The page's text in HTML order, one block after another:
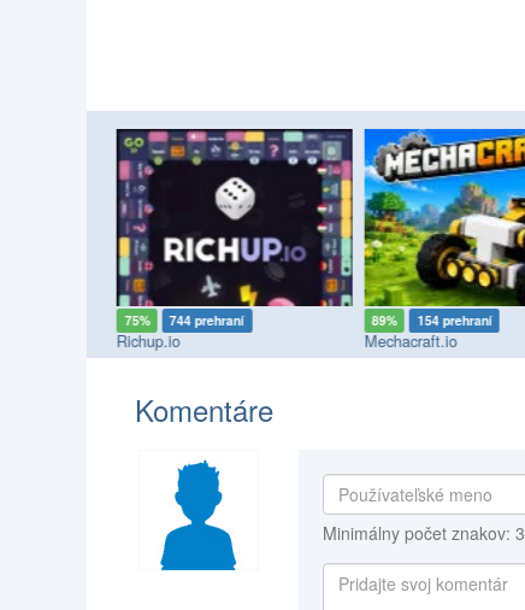
75% 744 prehraní
Richup.io
89% 154 prehraní
Mechacraft.io
Komentáre
Minimálny počet znakov: 3